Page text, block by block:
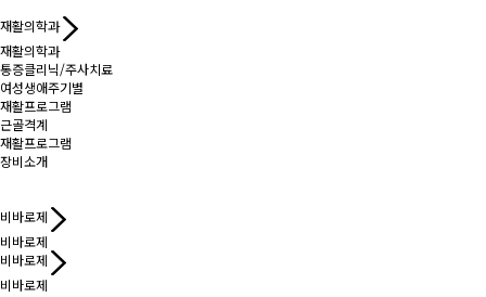
재활의학과
재활의학과
통증클리닉/주사치료
여성생애주기별
재활프로그램
근골격계
재활프로그램
장비소개
비바로제
비바로제
비바로제
비바로제